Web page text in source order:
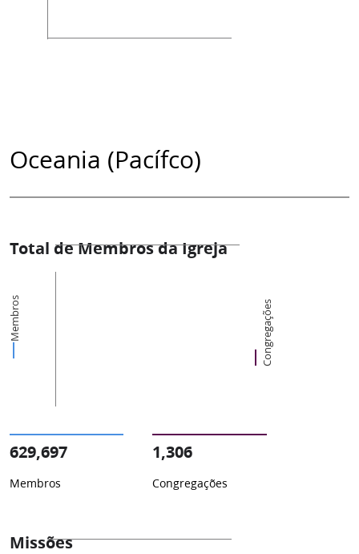
Oceania (Pacífco)
Total de Membros da Igreja
Membros Congregações
629,697
Membros
1,306
Congregações
Missões